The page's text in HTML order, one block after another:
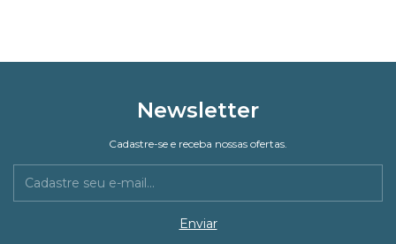
Newsletter
Cadastre-se e receba nossas ofertas.